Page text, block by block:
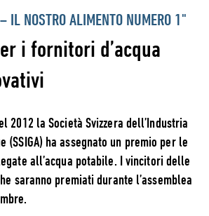
IL NOSTRO ALIMENTO NUMERO 1"
i fornitori d’acqua
2012 la Società Svizzera dell’Industria
(SSIGA) ha assegnato un premio per le
all’acqua potabile. I vincitori delle
saranno premiati durante l’assemblea